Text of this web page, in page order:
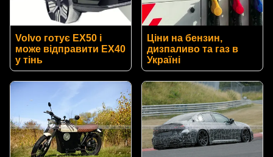
Volvo готує EX50 і
може відправити EX40
у тінь
Ціни на бензин,
дизпаливо та газ в
Україні